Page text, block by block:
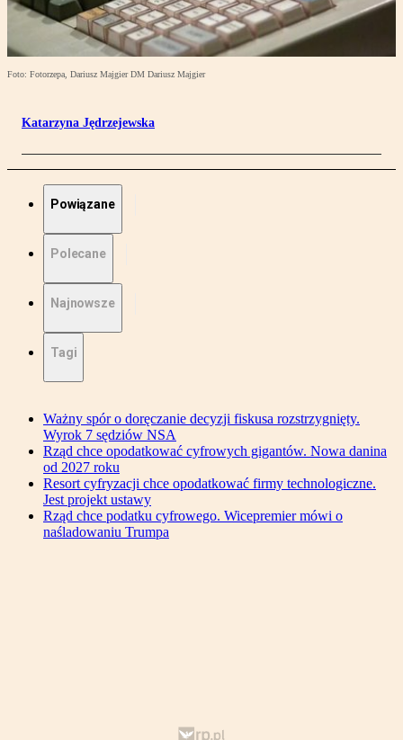
Foto: Fotorzepa, Dariusz Majgier DM Dariusz Majgier
Katarzyna Jędrzejewska
Powiązane
Polecane
Najnowsze
Tagi
Ważny spór o doręczanie decyzji fiskusa rozstrzygnięty.
Wyrok 7 sędziów NSA
Rząd chce opodatkować cyfrowych gigantów. Nowa danina
od 2027 roku
Resort cyfryzacji chce opodatkować firmy technologiczne.
Jest projekt ustawy
Rząd chce podatku cyfrowego. Wicepremier mówi o
naśladowaniu Trumpa